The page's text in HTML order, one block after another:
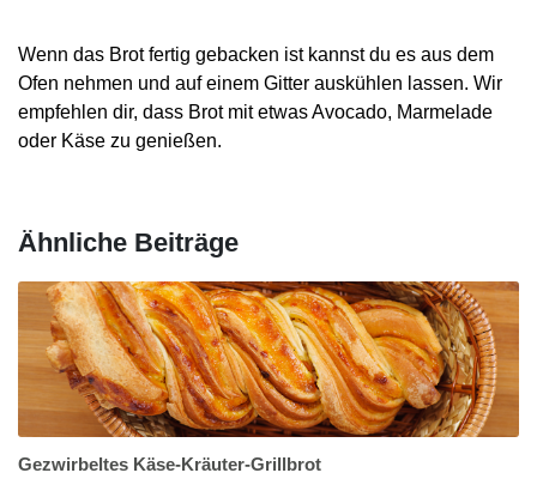
Wenn das Brot fertig gebacken ist kannst du es aus dem
Ofen nehmen und auf einem Gitter auskühlen lassen. Wir
empfehlen dir, dass Brot mit etwas Avocado, Marmelade
oder Käse zu genießen.
Ähnliche Beiträge
Gezwirbeltes Käse-Kräuter-Grillbrot